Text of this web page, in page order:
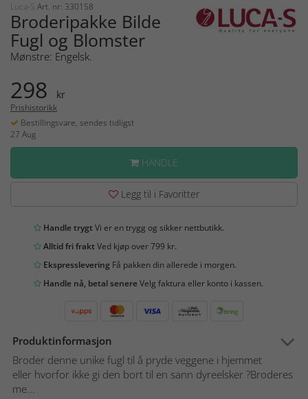
Luca-S Art. nr: 330158
Broderipakke Bilde
Fugl og Blomster
Mønstre: Engelsk.
298 kr
Prishistorikk
Bestillingsvare, sendes tidligst
27 Aug
HANDLE
Legg til i Favoritter
Handle trygtVi er en trygg og sikker nettbutikk.
Alltid fri fraktVed kjøp over 799 kr.
Ekspresslevering Få pakken din allerede i morgen.
Handle nå, betal senereVelg faktura eller konto i kassen.
Produktinformasjon
Broder denne unike fugl til å pryde veggene i hjemmet
eller hvorfor ikke gi den bort til en sann dyreelsker ?Broderes
me...